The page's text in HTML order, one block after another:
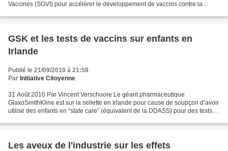
Vaccines (SGVI) pour accélérer le développement de vaccins contre la
GSK et les tests de vaccins sur enfants en
Irlande
Publié le 21/09/2010 à 21:58
Par Initiative Citoyenne
31 Août 2010 Par Vincent Verschoore Le géant pharmaceutique
GlaxoSmithKline est sur la sellette en Irlande pour cause de soupçon d’avoir
utilisé des enfants en “state care” (équivalent de la DDASS) pour des tests
Les aveux de l'industrie sur les effets